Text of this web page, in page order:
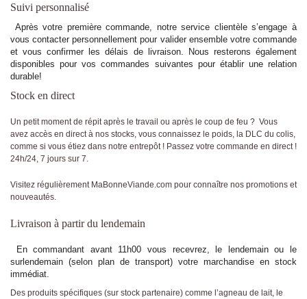
Suivi personnalisé
Après votre première commande, notre service clientèle s’engage à
vous contacter personnellement pour valider ensemble votre commande
et vous confirmer les délais de livraison. Nous resterons également
disponibles pour vos commandes suivantes pour établir une relation
durable!
Stock en direct
Un petit moment de répit après le travail ou après le coup de feu ? Vous
avez accès en direct à nos stocks, vous connaissez le poids, la DLC du colis,
comme si vous étiez dans notre entrepôt ! Passez votre commande en direct !
24h/24, 7 jours sur 7.
Visitez régulièrement MaBonneViande.com pour connaître nos promotions et
nouveautés.
Livraison à partir du lendemain
En commandant avant 11h00 vous recevrez, le lendemain ou le
surlendemain (selon plan de transport) votre marchandise en stock
immédiat.
Des produits spécifiques (sur stock partenaire) comme l’agneau de lait, le